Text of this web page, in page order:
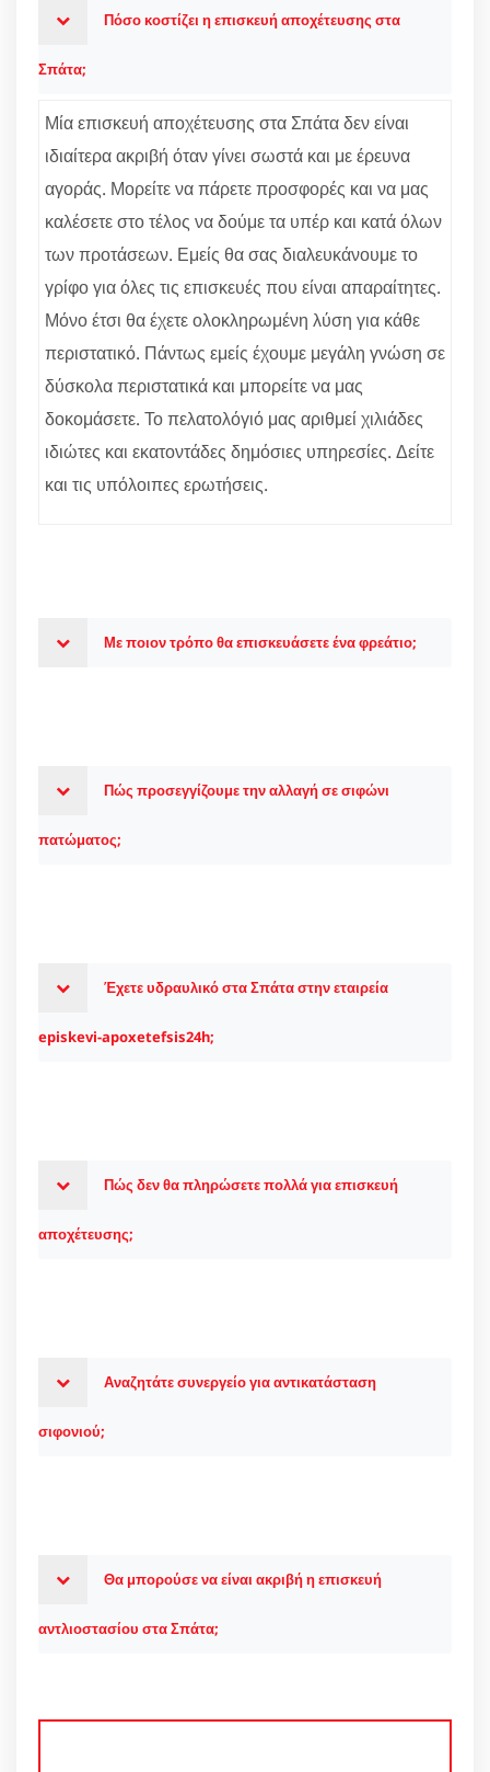
Πόσο κοστίζει η επισκευή αποχέτευσης στα
Σπάτα;
Μία επισκευή αποχέτευσης στα Σπάτα δεν είναι
ιδιαίτερα ακριβή όταν γίνει σωστά και με έρευνα
αγοράς. Μορείτε να πάρετε προσφορές και να μας
καλέσετε στο τέλος να δούμε τα υπέρ και κατά όλων
των προτάσεων. Εμείς θα σας διαλευκάνουμε το
γρίφο για όλες τις επισκευές που είναι απαραίτητες.
Μόνο έτσι θα έχετε ολοκληρωμένη λύση για κάθε
περιστατικό. Πάντως εμείς έχουμε μεγάλη γνώση σε
δύσκολα περιστατικά και μπορείτε να μας
δοκομάσετε. Το πελατολόγιό μας αριθμεί χιλιάδες
ιδιώτες και εκατοντάδες δημόσιες υπηρεσίες. Δείτε
και τις υπόλοιπες ερωτήσεις.
Με ποιον τρόπο θα επισκευάσετε ένα φρεάτιο;
Πώς προσεγγίζουμε την αλλαγή σε σιφώνι
πατώματος;
Έχετε υδραυλικό στα Σπάτα στην εταιρεία
episkevi-apoxetefsis24h;
Πώς δεν θα πληρώσετε πολλά για επισκευή
αποχέτευσης;
Αναζητάτε συνεργείο για αντικατάσταση
σιφονιού;
Θα μπορούσε να είναι ακριβή η επισκευή
αντλιοστασίου στα Σπάτα;